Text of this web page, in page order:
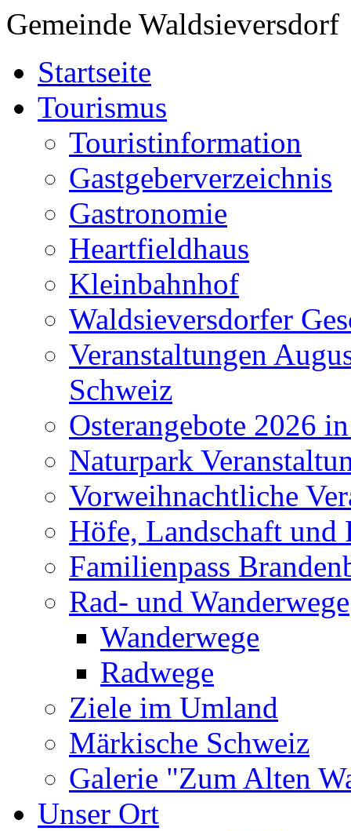
Gemeinde Waldsieversdorf
Startseite
Tourismus
Touristinformation
Gastgeberverzeichnis
Gastronomie
Heartfieldhaus
Kleinbahnhof
Waldsieversdorfer
Veranstaltungen
Schweiz
Osterangebote 2026
Naturpark
Vorweihnachtliche
Höfe, Landschaft und
Familienpass
Rad- und Wanderwege
Wanderwege
Radwege
Ziele im Umland
Märkische Schweiz
Galerie "Zum Alten
Unser Ort